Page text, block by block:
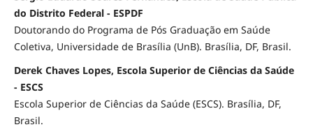
do Distrito Federal - ESPDF
Doutorando do Programa de Pós Graduação em Saúde
Coletiva, Universidade de Brasília (UnB). Brasília, DF, Brasil.
Derek Chaves Lopes, Escola Superior de Ciências da Saúde
- ESCS
Escola Superior de Ciências da Saúde (ESCS). Brasília, DF,
Brasil.